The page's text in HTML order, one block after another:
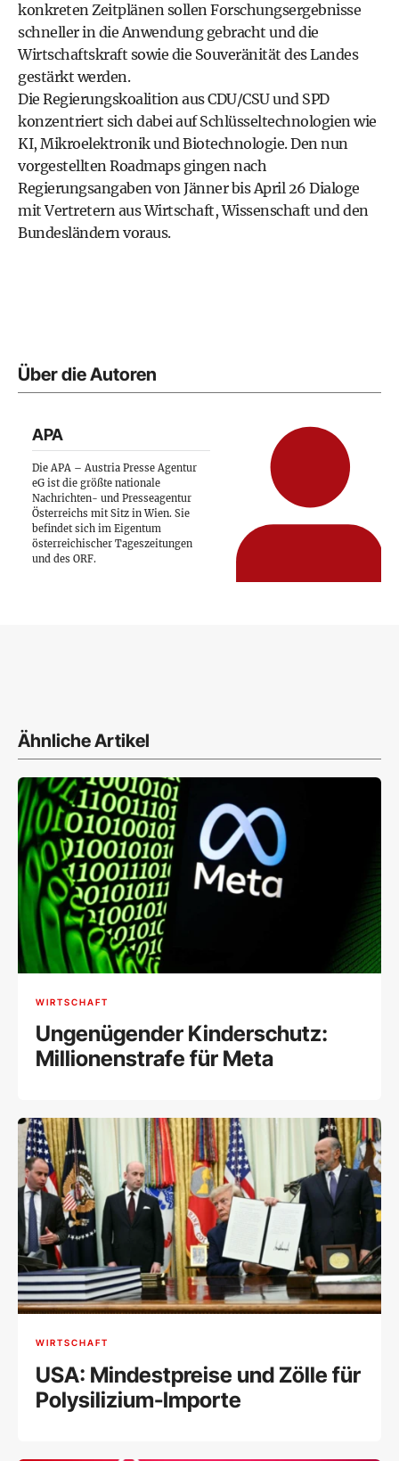
konkreten Zeitplänen sollen Forschungsergebnisse
schneller in die Anwendung gebracht und die
Wirtschaftskraft sowie die Souveränität des Landes
gestärkt werden.
Die Regierungskoalition aus CDU/CSU und SPD
konzentriert sich dabei auf Schlüsseltechnologien wie
KI, Mikroelektronik und Biotechnologie. Den nun
vorgestellten Roadmaps gingen nach
Regierungsangaben von Jänner bis April 26 Dialoge
mit Vertretern aus Wirtschaft, Wissenschaft und den
Bundesländern voraus.
Über die Autoren
APA
Die APA – Austria Presse Agentur
eG ist die größte nationale
Nachrichten- und Presseagentur
Österreichs mit Sitz in Wien. Sie
befindet sich im Eigentum
österreichischer Tageszeitungen
und des ORF.
Ähnliche Artikel
WIRTSCHAFT
Ungenügender Kinderschutz:
Millionenstrafe für Meta
WIRTSCHAFT
USA: Mindestpreise und Zölle für
Polysilizium-Importe